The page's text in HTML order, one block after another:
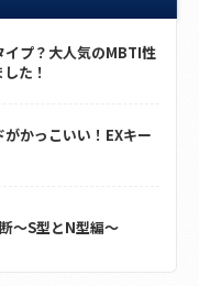
イプ？大人気のMBTI性
た！
かっこいい！EXキー
～S型とN型編～